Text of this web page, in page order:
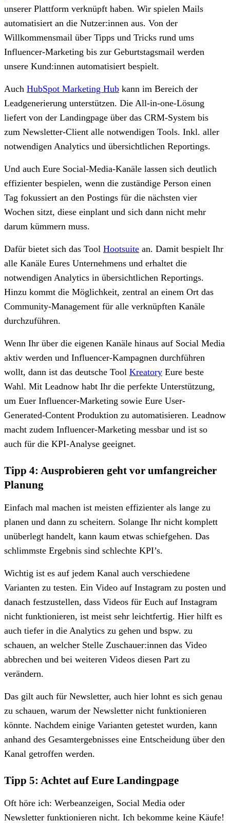
unserer Plattform verknüpft haben. Wir spielen Mails
automatisiert an die Nutzer:innen aus. Von der
Willkommensmail über Tipps und Tricks rund ums
Influencer-Marketing bis zur Geburtstagsmail werden
unsere Kund:innen automatisiert bespielt.
Auch HubSpot Marketing Hub kann im Bereich der
Leadgenerierung unterstützen. Die All-in-one-Lösung
liefert von der Landingpage über das CRM-System bis
zum Newsletter-Client alle notwendigen Tools. Inkl. aller
notwendigen Analytics und übersichtlichen Reportings.
Und auch Eure Social-Media-Kanäle lassen sich deutlich
effizienter bespielen, wenn die zuständige Person einen
Tag fokussiert an den Postings für die nächsten vier
Wochen sitzt, diese einplant und sich dann nicht mehr
darum kümmern muss.
Dafür bietet sich das Tool Hootsuite an. Damit bespielt Ihr
alle Kanäle Eures Unternehmens und erhaltet die
notwendigen Analytics in übersichtlichen Reportings.
Hinzu kommt die Möglichkeit, zentral an einem Ort das
Community-Management für alle verknüpften Kanäle
durchzuführen.
Wenn Ihr über die eigenen Kanäle hinaus auf Social Media
aktiv werden und Influencer-Kampagnen durchführen
wollt, dann ist das deutsche Tool Kreatory Eure beste
Wahl. Mit Leadnow habt Ihr die perfekte Unterstützung,
um Euer Influencer-Marketing sowie Eure User-
Generated-Content Produktion zu automatisieren. Leadnow
macht zudem Influencer-Marketing messbar und ist so
auch für die KPI-Analyse geeignet.
Tipp 4: Ausprobieren geht vor umfangreicher
Planung
Einfach mal machen ist meisten effizienter als lange zu
planen und dann zu scheitern. Solange Ihr nicht komplett
unüberlegt handelt, kann kaum etwas schiefgehen. Das
schlimmste Ergebnis sind schlechte KPI’s.
Wichtig ist es auf jedem Kanal auch verschiedene
Varianten zu testen. Ein Video auf Instagram zu posten und
danach festzustellen, dass Videos für Euch auf Instagram
nicht funktionieren, ist meist sehr leichtfertig. Hier hilft es
auch tiefer in die Analytics zu gehen und bspw. zu
schauen, an welcher Stelle Zuschauer:innen das Video
abbrechen und bei weiteren Videos diesen Part zu
verändern.
Das gilt auch für Newsletter, auch hier lohnt es sich genau
zu schauen, warum der Newsletter nicht funktionieren
könnte. Nachdem einige Varianten getestet wurden, kann
anhand des Gesamtergebnisses eine Entscheidung über den
Kanal getroffen werden.
Tipp 5: Achtet auf Eure Landingpage
Oft höre ich: Werbeanzeigen, Social Media oder
Newsletter funktionieren nicht. Ich bekomme keine Käufe!